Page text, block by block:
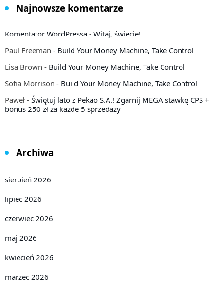
Najnowsze komentarze
Komentator WordPressa - Witaj, świecie!
Paul Freeman - Build Your Money Machine, Take Control
Lisa Brown - Build Your Money Machine, Take Control
Sofia Morrison - Build Your Money Machine, Take Control
Paweł - Świętuj lato z Pekao S.A.! Zgarnij MEGA stawkę CPS +
bonus 250 zł za każde 5 sprzedaży
Archiwa
sierpień 2026
lipiec 2026
czerwiec 2026
maj 2026
kwiecień 2026
marzec 2026